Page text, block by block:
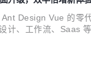
Design Vue 的零
计、工作流、Saas